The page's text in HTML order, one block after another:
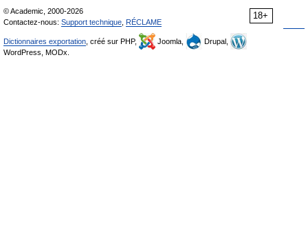
18+
© Academic, 2000-2026
Contactez-nous: Support technique RÉCLAME
Dictionnaires exportation , créé sur PHP, Joomla,
Drupal,
WordPress, MODx.